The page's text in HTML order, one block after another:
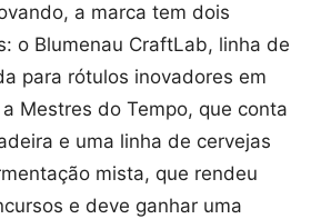
a marca tem dois
o Blumenau CraftLab, linha de
para rótulos inovadores em
Mestres do Tempo, que conta
e uma linha de cervejas
mista, que rendeu
e deve ganhar uma